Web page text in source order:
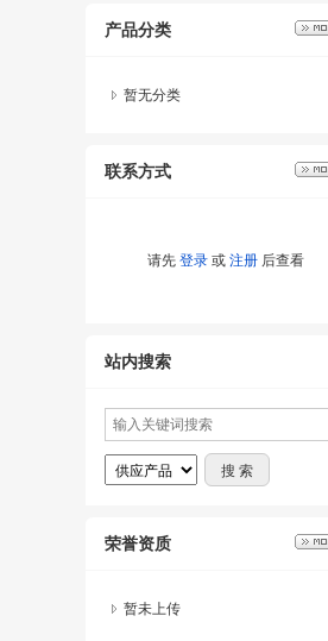
产品分类
暂无分类
联系方式
请先 登录 或 注册 后查看
站内搜索
荣誉资质
暂未上传